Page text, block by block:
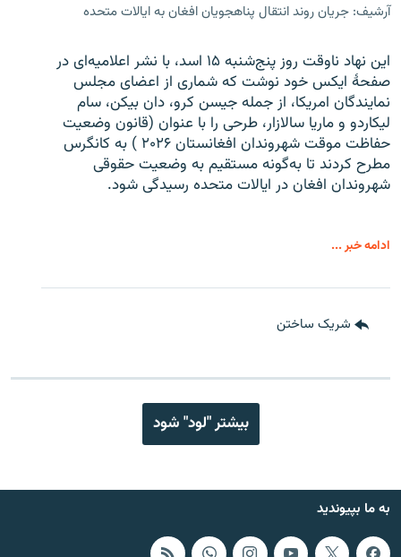
آرشیف: جریان روند انتقال پناهجویان افغان به ایالات متحده
این نهاد ناوقت روز پنج‌شنبه ۱۵ اسد، با نشر اعلامیه‌ای در
صفحۀ ایکس خود نوشت که شماری از اعضای مجلس
نمایندگان امریکا، از جمله جیسن کرو، دان بیکن، سام
لیکاردو و ماریا سالازار، طرحی را با عنوان (قانون وضعیت
حفاظت موقت شهروندان افغانستان ۲۰۲۶ ) به کانگرس
مطرح کردند تا به‌گونه مستقیم به وضعیت حقوقی
شهروندان افغان در ایالات متحده رسیدگی شود.
ادامه خبر ...
شریک ساختن
بیشتر "لود" شود
به ما بپیوندید